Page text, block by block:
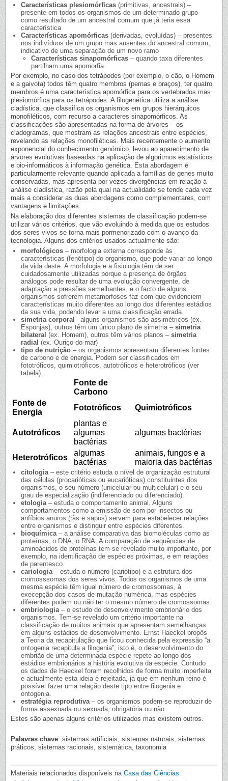
Características plesiomórficas (primitivas, ancestrais) –
presente em todos os organismos de um determinado grupo
como resultado de um ancestral comum que já teria essa
característica
Características apomórficas (derivadas, evoluídas) – presentes
nos indivíduos de um grupo mas ausentes do ancestral comum,
indicativo de uma separação de um novo ramo
Características sinapomórficas – quando taxa diferentes
partilham uma apomorfia.
Por exemplo, no caso dos tetrápodes (por exemplo, o cão, o Homem
e a gaivota) todos têm quatro membros (pernas e braços), ter quatro
membros é uma característica apomórfica para os vertebrados mas
plesiomórfica para os tetrápodes. A filogenética utiliza a análise
cladística, que classifica os organismos em grupos hierárquicos
monofiléticos, com recurso a caracteres sinapomórficos. As
classificações são apresentadas na forma de árvores – os
cladogramas, que mostram as relações ancestrais entre espécies,
revelando as relações monofiléticas. Mais recentemente o aumento
exponencial do conhecimento genómico, levou ao aparecimento de
árvores evolutivas baseadas na aplicação de algoritmos estatísticos
e bio-informáticos à informação genética. Esta abordagem é
particularmente relevante quando aplicada a famílias de genes muito
conservadas, mas apresenta por vezes divergências em relação à
análise cladística, razão pela qual na actualidade se tende cada vez
mais a considerar as duas abordagens como complementares, com
vantagens e limitações.
Na elaboração dos diferentes sistemas de classificação podem-se
utilizar vários critérios, que vão evoluindo à medida que os estudos
dos seres vivos se torna mais pormenorizado com o avanço da
tecnologia. Alguns dos critérios usados actualmente são:
morfológicos – morfologia externa corresponde às
características (fenótipo) do organismo, que pode variar ao longo
da vida deste. A morfologia e a fisiologia têm de ser
cuidadosamente utilizadas porque a presença de órgãos
análogos pode resultar de uma evolução convergente, de
adaptação a pressões semelhantes, e o facto de alguns
organismos sofrerem metamorfoses faz com que evidenciem
características muito diferentes ao longo dos diferentes estádios
da sua vida, podendo levar a uma classificação errada.
simetria corporal –alguns organismos são assimétricos (ex.
Esponjas), outros têm um único plano de simetria – simetria
bilateral (ex. Homem), outros têm vários planos – simetria
radial (ex. Ouriço-do-mar)
tipo de nutrição – os organismos apresentam diferentes fontes
de carbono e de energia. Podem ser classificados em
fototróficos, quimiotróficos, autotróficos e heterotróficos (ver
tabela).
Fonte de
Carbono
Fonte de
Energia
Fototróficos Quimiotróficos
Autotróficos
plantas e
algumas
bactérias
algumas bactérias
Heterotróficos
algumas
bactérias
animais, fungos e a
maioria das bactérias
citologia – este critério estuda o nível de organização estrutural
das células (procarióticas ou eucarióticas) constituintes dos
organismos, o seu número (unicelular ou multicelular) e o seu
grau de especialização (indiferenciado ou diferenciado).
etologia – estuda o comportamento animal. Alguns
comportamentos como a emissão de som por insectos ou
anfíbios anuros (rãs e sapos) servem para estabelecer relações
entre organismos e distinguir entre espécies diferentes.
bioquímica – a análise comparativa das biomoléculas como as
proteínas, o DNA, o RNA. A comparação de sequências de
aminoácidos de proteínas tem-se revelado muito importante, por
exemplo, na identificação de espécies próximas, e em relações
de parentesco.
cariologia – estuda o número (cariótipo) e a estrutura dos
cromosssomas dos seres vivos. Todos os organismos de uma
mesma espécie têm igual número de cromossomas, à
execepção dos casos de mutação numérica, mas espécies
diferentes podem ou não ter o mesmo número de cromossomas.
embriologia – o estudo do desenvolvimento embrionário dos
organismos. Tem-se revelado um critério importante na
classificação de muitos animais que apresentam semelhanças
em alguns estádios de desenvolvimento. Ernst Haeckel propôs
a Teoria da recapitulação que ficou conhecida pela expressão “a
ontogenia recapitula a filogenia”, isto é, o desenvolvimento do
embrião de uma determinada espécie repete ao longo dos
estádios embrionários a história evolutiva da espécie. Contudo
os dados de Haeckel foram recolhidos de forma muito imperfeita
e actualmente esta ideia é rejeitada, já que em nenhum reino é
possível fazer uma relação deste tipo entre filogenia e
ontogenia.
estratégia reprodutiva – os organismos podem-se reproduzir de
forma assexuada ou sexuada, obrigatória ou não.
Estes são apenas alguns critérios utilizados mas existem outros.
Palavras chave: sistemas artificiais, sistemas naturais, sistemas
práticos, sistemas racionais, sistemática, taxonomia
Materiais relacionados disponíveis na Casa das Ciências: